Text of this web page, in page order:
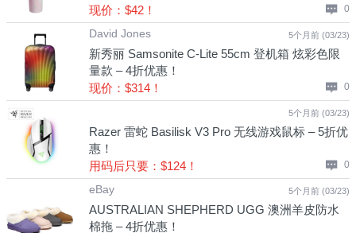
现价：$42！
0
5个月前 (03/23)
David Jones
新秀丽 Samsonite C-Lite 55cm 登机箱 炫彩色限
量款 – 4折优惠！
现价：$314！
0
5个月前 (03/23)
Razer 雷蛇 Basilisk V3 Pro 无线游戏鼠标 – 5折优
惠！
用码后只要：$124！
0
5个月前 (03/23)
eBay
AUSTRALIAN SHEPHERD UGG 澳洲羊皮防水
棉拖 – 4折优惠！